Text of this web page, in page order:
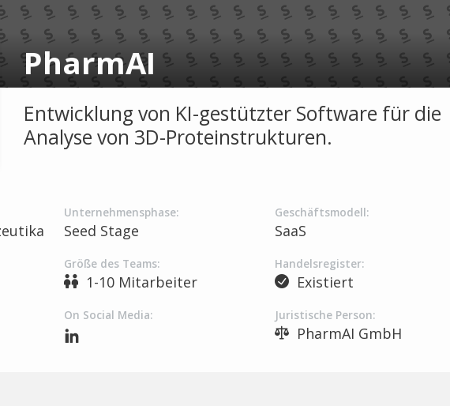
PharmAI
Entwicklung von KI-gestützter Software für die
Analyse von 3D-Proteinstrukturen.
Unternehmensphase:
Seed Stage
Geschäftsmodell:
SaaS
Größe des Teams:
1-10 Mitarbeiter
Handelsregister:
Existiert
On Social Media: Juristische Person:
PharmAI GmbH